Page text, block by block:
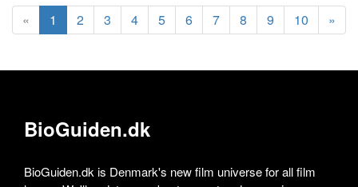
« 1 2 3 4 5 6 7 8 9 10 »
BioGuiden.dk
BioGuiden.dk is Denmark's new film universe for all film